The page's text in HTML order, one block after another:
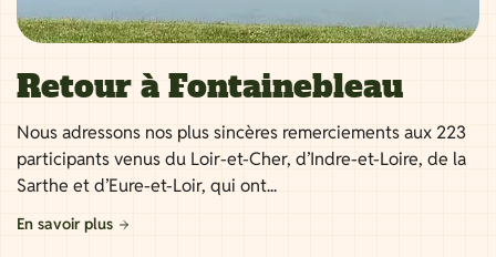
Retour à Fontainebleau
Nous adressons nos plus sincères remerciements aux 223
participants venus du Loir-et-Cher, d’Indre-et-Loire, de la
Sarthe et d’Eure-et-Loir, qui ont...
En savoir plus